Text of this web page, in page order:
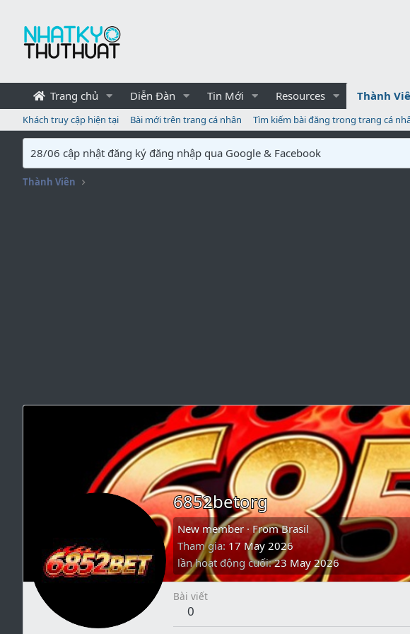
Trang chủ Diễn Đàn Tin Mới Resources Thành
Khách truy cập hiện tại Bài mới trên trang cá nhân Tìm kiếm bài đăng trong trang cá
28/06 cập nhật đăng ký đăng nhập qua Google & Facebook
Thành Viên
6852betorg
New member · FromBrasil
Tham gia 17 May 2026
lần hoạt động cuối 23 May 2026
Bài viết
0